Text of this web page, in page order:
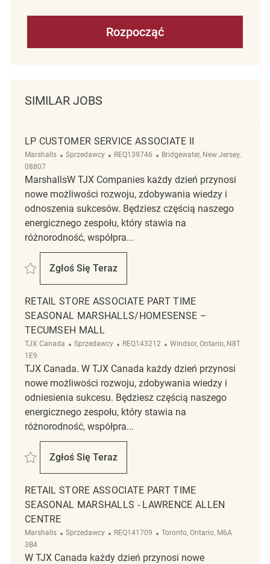
Rozpocząć
SIMILAR JOBS
LP CUSTOMER SERVICE ASSOCIATE II
Marshalls Kategoria
Sprzedawcy ReqId
REQ139746 Lokalizacja
Bridgewater, New Jersey,
08807
MarshallsW TJX Companies każdy dzień przynosi
nowe możliwości rozwoju, zdobywania wiedzy i
odnoszenia sukcesów. Będziesz częścią naszego
energicznego zespołu, który stawia na
różnorodność, współpra...
Zapisać LP Customer Service Associate II REQ139746
Zgłoś Się Teraz
LP Customer Service Associate II
RETAIL STORE ASSOCIATE PART TIME
SEASONAL MARSHALLS/HOMESENSE –
TECUMSEH MALL
TJX Canada Kategoria
Sprzedawcy ReqId
REQ143212 Lokalizacja
Windsor, Ontario, N8T
1E9
TJX Canada. W TJX Canada każdy dzień przynosi
nowe możliwości rozwoju, zdobywania wiedzy i
odniesienia sukcesu. Będziesz częścią naszego
energicznego zespołu, który stawia na
różnorodność, współpra...
Zapisać Retail Store Associate Part Time Seasonal Marshalls/
Zgłoś Się Teraz
Retail Store Associate Part Time
RETAIL STORE ASSOCIATE PART TIME
SEASONAL MARSHALLS - LAWRENCE ALLEN
CENTRE
Marshalls Kategoria
Sprzedawcy ReqId
REQ141709 Lokalizacja
Toronto, Ontario, M6A
3B4
W TJX Canada każdy dzień przynosi nowe